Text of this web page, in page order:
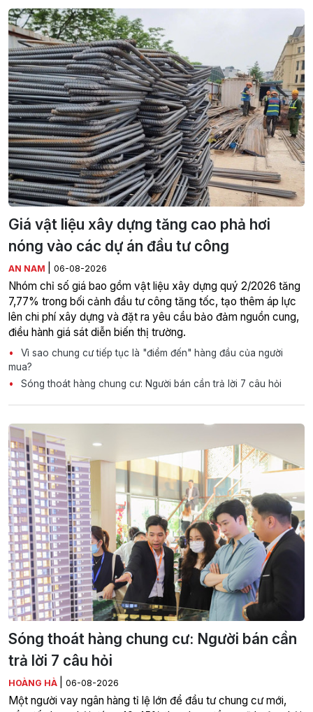
Giá vật liệu xây dựng tăng cao phả hơi
nóng vào các dự án đầu tư công
AN NAM 06-08-2026
Nhóm chỉ số giá bao gồm vật liệu xây dựng quý 2/2026 tăng
7,77% trong bối cảnh đầu tư công tăng tốc, tạo thêm áp lực
lên chi phí xây dựng và đặt ra yêu cầu bảo đảm nguồn cung,
điều hành giá sát diễn biến thị trường.
Vì sao chung cư tiếp tục là "điểm đến" hàng đầu của người
mua?
Sóng thoát hàng chung cư: Người bán cần trả lời 7 câu hỏi
Sóng thoát hàng chung cư: Người bán cần
trả lời 7 câu hỏi
HOÀNG HÀ 06-08-2026
Một người vay ngân hàng tỉ lệ lớn để đầu tư chung cư mới,